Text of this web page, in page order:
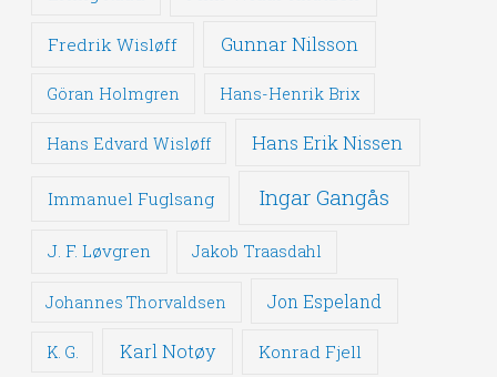
Fredrik Wisløff Gunnar Nilsson
Göran Holmgren Hans-Henrik Brix
Hans Edvard Wisløff Hans Erik Nissen
Immanuel Fuglsang Ingar Gangås
J. F. Løvgren Jakob Traasdahl
Johannes Thorvaldsen Jon Espeland
K. G. Karl Notøy Konrad Fjell